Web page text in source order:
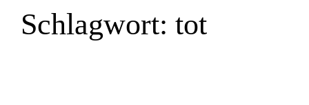
Schlagwort:tot